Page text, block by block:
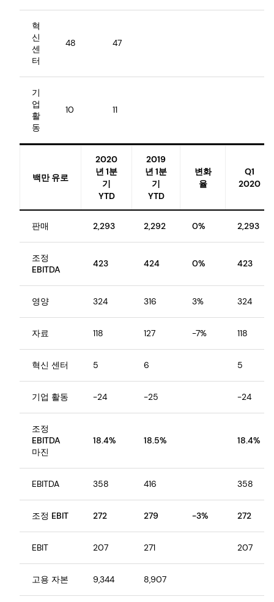
혁
신
센
터
48 47
기
업
활
동
10 11
백만 유로
2020
년 1분
기
YTD
2019
년 1분
기
YTD
변화
율
Q1
2020
판매 2,293 2,292 0% 2,293
조정
EBITDA
423 424 0% 423
영양 324 316 3% 324
자료 118 127 -7% 118
혁신 센터 5 6 5
기업 활동 -24 -25 -24
조정
EBITDA
마진
18.4% 18.5% 18.4%
EBITDA 358 416 358
조정 EBIT 272 279 -3% 272
EBIT 207 271 207
고용 자본 9,344 8,907